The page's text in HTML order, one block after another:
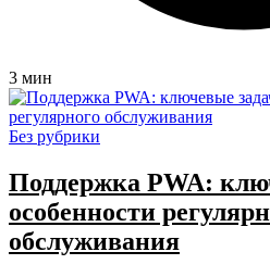
3 мин
Без рубрики
Поддержка PWA:
особенности
обслуживания